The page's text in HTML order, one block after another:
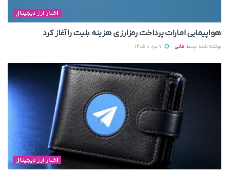
اخبار ارز دیجیتال
هواپیمایی امارات پرداخت رمزارزی هزینه بلیت را آغاز کرد
نوشته شده توسط مانی
اخبار ارز دیجیتال